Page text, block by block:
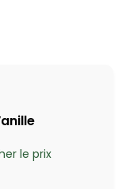
le prix